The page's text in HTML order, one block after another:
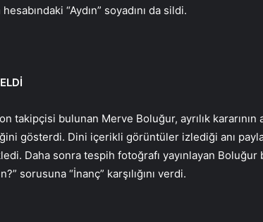
“Aydın” soyadını da sildi.
takipçisi bulunan Merve Boluğur, ayrılık kararının
gösterdi. Dini içerikli görüntüler izlediği anı
Daha sonra tespih fotoğrafı yayınlayan
sorusuna “İnanç” karşılığını verdi.